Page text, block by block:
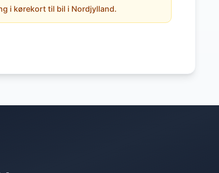
i kørekort til bil i Nordjylland.